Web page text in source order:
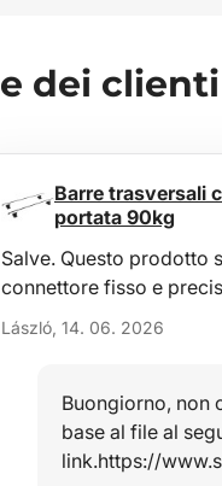
dei clienti
Barre trasversali
portata 90kg
Salve. Questo prodotto
connettore fisso e
László, 14. 06. 2026
Buongiorno, non
base al file al
link.https://